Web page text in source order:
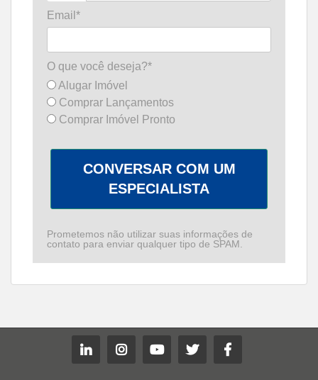
Email*
O que você deseja?*
Alugar Imóvel
Comprar Lançamentos
Comprar Imóvel Pronto
CONVERSAR COM UM
ESPECIALISTA
Prometemos não utilizar suas informações de
contato para enviar qualquer tipo de SPAM.